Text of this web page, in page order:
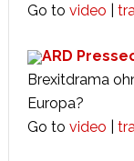
Go to video
ARD
Brexitdrama
Europa?
Go to video